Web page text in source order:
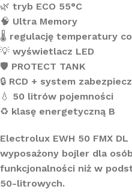
🌿 tryb ECO 55°C
🧠 Ultra Memory
🌡️ regulację temperatury co
💡 wyświetlacz LED
🛡️ PROTECT TANK
🔒 RCD + system
💧 50 litrów pojemności
♻️ klasę energetyczną B
Electrolux EWH 50 FMX
wyposażony bojler dla
funkcjonalności niż w
50-litrowych.